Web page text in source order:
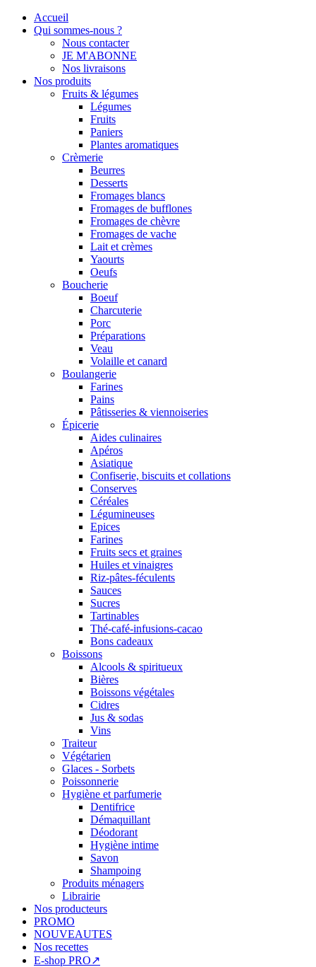
Accueil
Qui sommes-nous ?
Nous contacter
JE M'ABONNE
Nos livraisons
Nos produits
Fruits & légumes
Légumes
Fruits
Paniers
Plantes aromatiques
Crèmerie
Beurres
Desserts
Fromages blancs
Fromages de bufflones
Fromages de chèvre
Fromages de vache
Lait et crèmes
Yaourts
Oeufs
Boucherie
Boeuf
Charcuterie
Porc
Préparations
Veau
Volaille et canard
Boulangerie
Farines
Pains
Pâtisseries & viennoiseries
Épicerie
Aides culinaires
Apéros
Asiatique
Confiserie, biscuits et collations
Conserves
Céréales
Légumineuses
Epices
Farines
Fruits secs et graines
Huiles et vinaigres
Riz-pâtes-féculents
Sauces
Sucres
Tartinables
Thé-café-infusions-cacao
Bons cadeaux
Boissons
Alcools & spiritueux
Bières
Boissons végétales
Cidres
Jus & sodas
Vins
Traiteur
Végétarien
Glaces - Sorbets
Poissonnerie
Hygiène et parfumerie
Dentifrice
Démaquillant
Déodorant
Hygiène intime
Savon
Shampoing
Produits ménagers
Librairie
Nos producteurs
PROMO
NOUVEAUTES
Nos recettes
E-shop PRO↗